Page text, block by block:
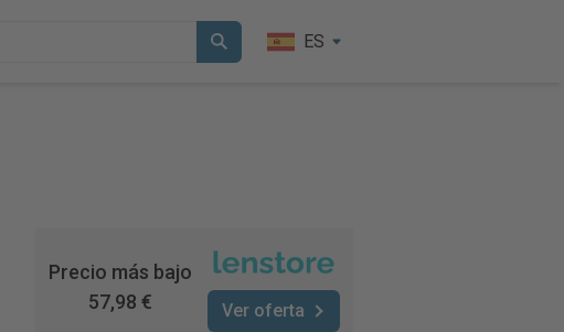
ES
Precio más bajo
57,98 €
Ver oferta